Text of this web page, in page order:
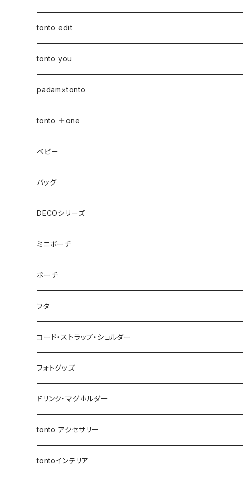
tonto edit
petal bag
tonto you
ベビー
おむつポーチ
おむつポーチ fit
母子手帳ケース
ストローラーバッグ
バッグ
ショルダーバッグ
アジャスターショルダーバッグ
バッグイン巾着
マルシェバッグ
ポーチ
シカクポーチ
マルチポーチ
オールインポーチ
ボトルホルダー
ドリンク・マグホルダー
インテリア
レザーケース
ティッシュケース
ステーショナリー
ペンケース
ブックカバー
ストラップ
padam×tonto
Sサイズ
Mサイズ
tonto ＋one
ベビー
おむつポーチ
おむつポーチ
ポケット付きおむつポーチ
おむつポーチ fit
おむつポーチ fit
ポケット付きおむつポーチ fit
ストローラーバッグ
ウェットティッシュケース
NEWウェットティッシュケース
３点セット
ポケットティッシュケース
NEWポケットティッシュケース
３点セット
母子手帳ケース
マザーズバッグ
保冷保温ポーチ
バッグ
ショルダーバッグ
ファスナー付きショルダーバッグ
スマホショルダー
トートバッグ
トートバッグ
レザートートバッグ（横型）
ジップトント
Sサイズ
Mサイズ
マザーズバッグ
あずまバッグ
３way一升餅リュック
母子手帳ケース
バケツバッグ
スクエアバッグ
DECOシリーズ
ショルダーバッグ
アジャスターショルダーバッグ
トートバッグ
ポーチ・小物ケース
スクエアバッグ
ジップトント
アジャスタージップトント
オケージョンバッグ
アジャスターオケージョンバッグ
バケツバッグ・巾着ショルダーバッグ
ミニポーチ
シカクポーチ
テトラポーチ
ポーチ
ポーチ
オールインポーチ
小物ケース
移動ポケット
保冷・保温 ポーチ
ボトルホルダー
フタ
コード・ストラップ・ショルダー
コード
レザーショルダー
ショートストラップ
ロングストラップ
フォトグッズ
ドリンク・マグホルダー
tonto アクセサリー
tontoインテリア